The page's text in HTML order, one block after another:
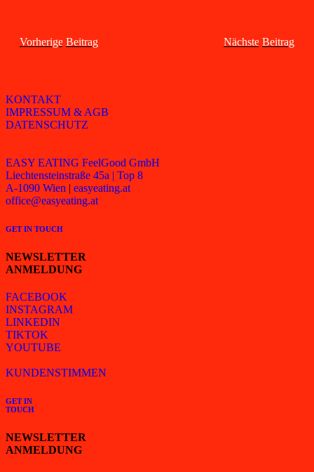
VorherigerBeitrag NächsterBeitrag
KONTAKT
IMPRESSUM & AGB
DATENSCHUTZ
EASY EATING FeelGood GmbH
Liechtensteinstraße 45a | Top 8
A-1090 Wien | easyeating.at
office@easyeating.at
GET IN TOUCH
NEWSLETTER
ANMELDUNG
FACEBOOK
INSTAGRAM
LINKEDIN
TIKTOK
YOUTUBE
KUNDENSTIMMEN
GET IN
TOUCH
NEWSLETTER
ANMELDUNG